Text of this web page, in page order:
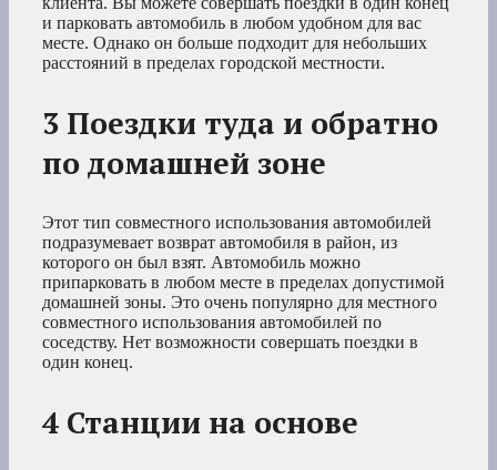
и парковать автомобиль в любом удобном для вас
месте. Однако он больше подходит для небольших
расстояний в пределах городской местности.
3 Поездки туда и обратно
по домашней зоне
Этот тип совместного использования автомобилей
подразумевает возврат автомобиля в район, из
которого он был взят. Автомобиль можно
припарковать в любом месте в пределах допустимой
домашней зоны. Это очень популярно для местного
совместного использования автомобилей по
соседству. Нет возможности совершать поездки в
один конец.
4 Станции на основе